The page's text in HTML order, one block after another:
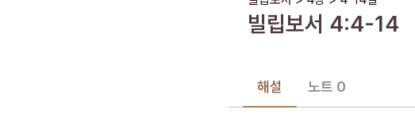
나는 비천
빌립보서 4:4-14
해설 노트 0